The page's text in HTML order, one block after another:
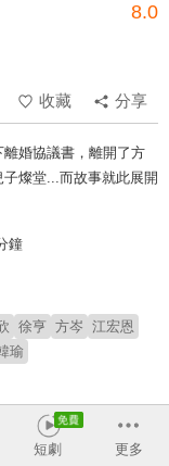
8.0
收藏
分享
婚協議書，離開了方
燦堂...而故事就此展開
鐘
徐亨 方岑 江宏恩
瑜
短劇 更多